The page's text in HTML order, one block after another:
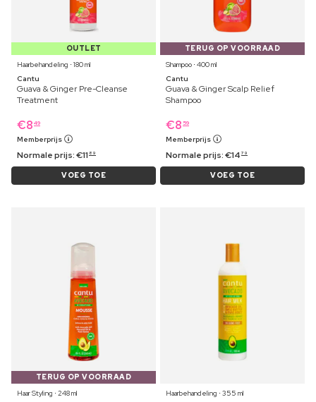
OUTLET
Haarbehandeling ⋅ 180 ml
Cantu
Guava & Ginger Pre-Cleanse
Treatment
€8 49
Memberprijs
Normale prijs:€11 89
VOEG TOE
TERUG OP VOORRAAD
Shampoo ⋅ 400 ml
Cantu
Guava & Ginger Scalp Relief
Shampoo
€8 59
Memberprijs
Normale prijs:€14 79
VOEG TOE
TERUG OP VOORRAAD
Haar Styling ⋅ 248 ml
Haarbehandeling ⋅ 355 ml